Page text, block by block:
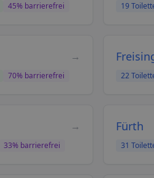
45% barrierefrei 19
→
70% barrierefrei 22
→
33% barrierefrei
Fürth
31